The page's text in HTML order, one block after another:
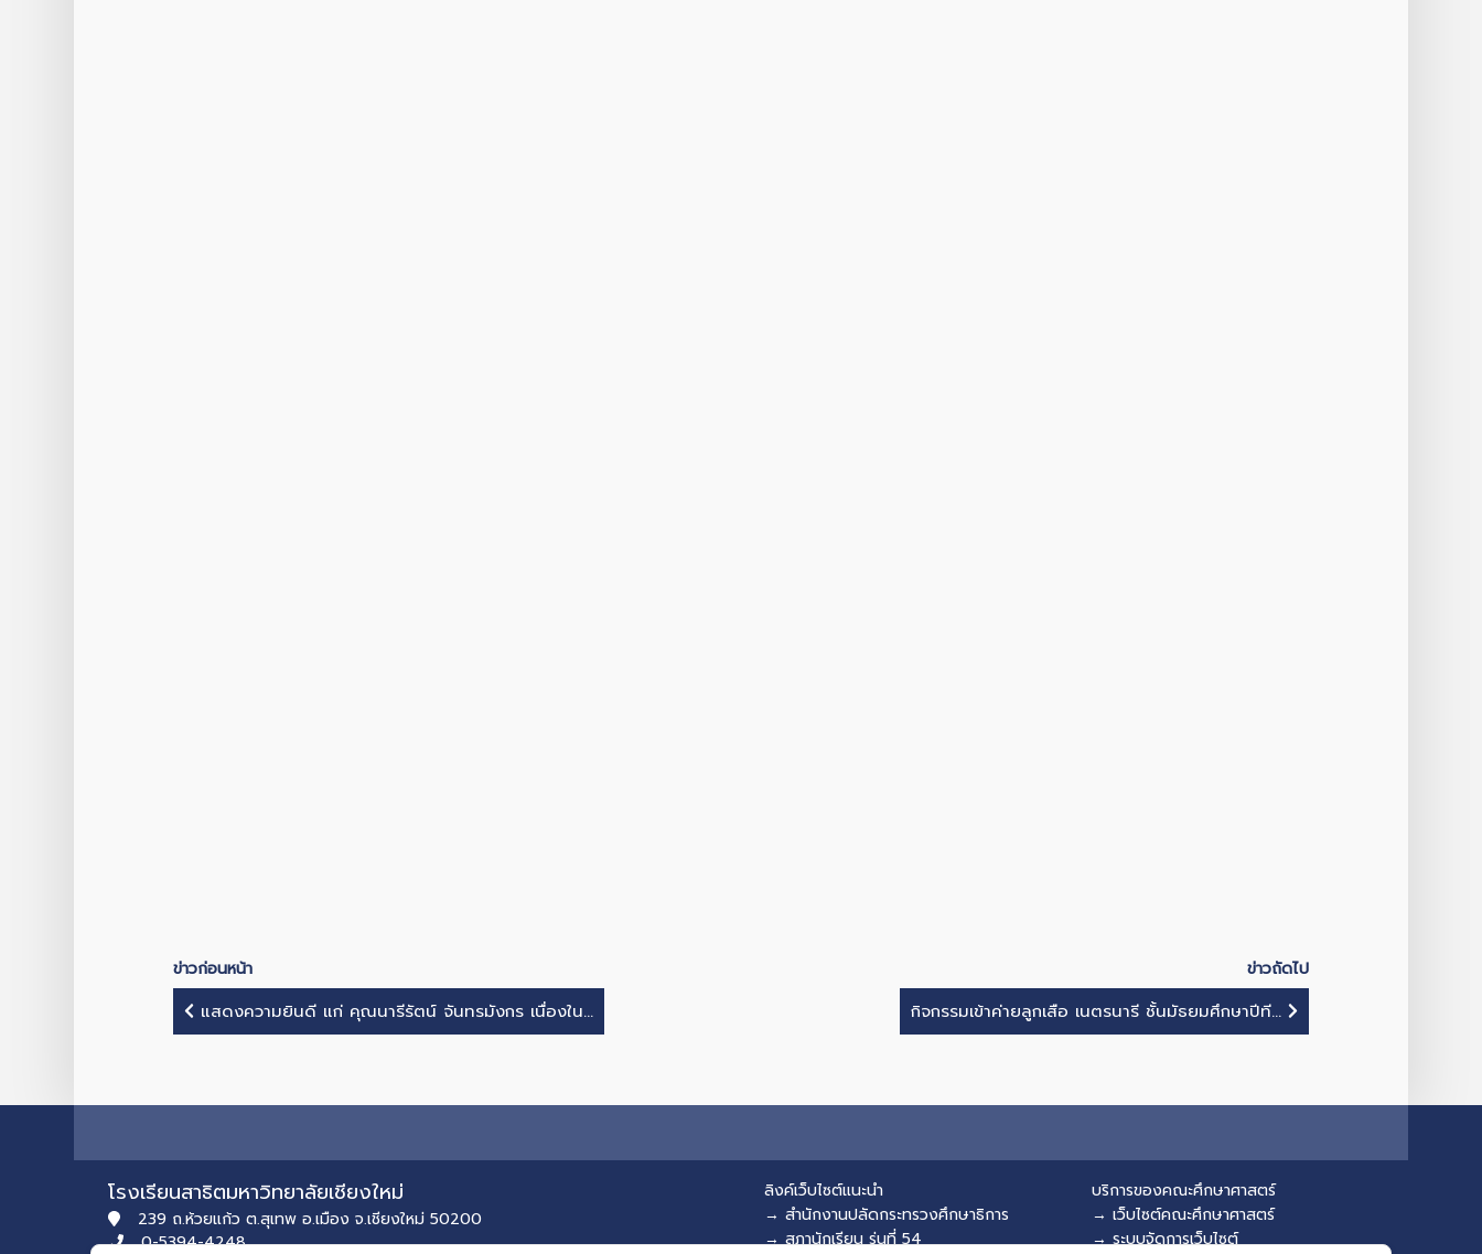
ข่าวก่อนหน้า
ข่าวถัดไป
แสดงความยินดี แก่ คุณนารีรัตน์ จันทรมังกร เนื่องใน...
กิจกรรมเข้าค่ายลูกเสือ เนตรนารี ชั้นมัธยมศึกษาปีที...
โรงเรียนสาธิตมหาวิทยาลัยเชียงใหม่
239 ถ.ห้วยแก้ว ต.สุเทพ อ.เมือง จ.เชียงใหม่ 50200
0-5394-4248
ลิงค์เว็บไซต์แนะนำ
→ สำนักงานปลัดกระทรวงศึกษาธิการ
→ สภานักเรียน รุ่นที่ 54
บริการของคณะศึกษาศาสตร์
→ เว็บไซต์คณะศึกษาศาสตร์
→ ระบบจัดการเว็บไซต์